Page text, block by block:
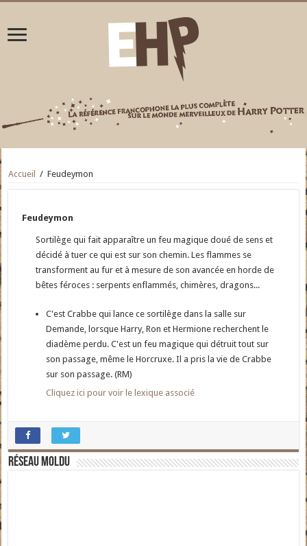
Accueil / Feudeymon
Feudeymon
Sortilège qui fait apparaître un feu magique doué de sens et
décidé à tuer ce qui est sur son chemin. Les flammes se
transforment au fur et à mesure de son avancée en horde de
bêtes féroces : serpents enflammés, chimères, dragons...
C'est Crabbe qui lance ce sortilège dans la salle sur
Demande, lorsque Harry, Ron et Hermione recherchent le
diadème perdu. C'est un feu magique qui détruit tout sur
son passage, même le Horcruxe. Il a pris la vie de Crabbe
sur son passage. (RM)
Cliquez ici pour voir le lexique associé
Réseau moldu